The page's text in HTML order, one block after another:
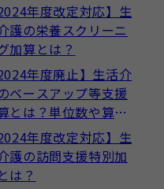
2024年度改定対応】生
護の栄養スクリーニ
加算とは？
2024年度廃止】生活介
ベースアップ等支援
とは？単位数や算定
件について解説
2024年度改定対応】生
護の訪問支援特別加
は？